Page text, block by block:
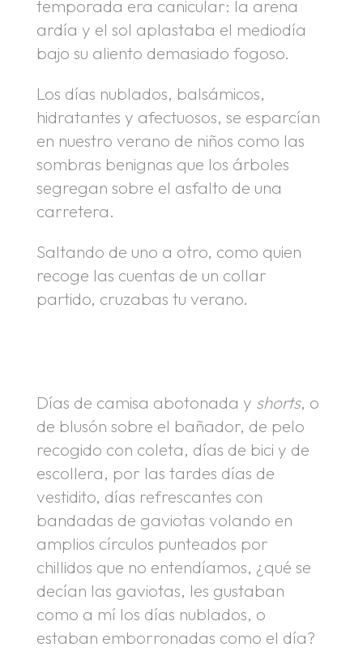
temporada era canicular: la arena
ardía y el sol aplastaba el mediodía
bajo su aliento demasiado fogoso.
Los días nublados, balsámicos,
hidratantes y afectuosos, se esparcían
en nuestro verano de niños como las
sombras benignas que los árboles
segregan sobre el asfalto de una
carretera.
Saltando de uno a otro, como quien
recoge las cuentas de un collar
partido, cruzabas tu verano.
Días de camisa abotonada y shorts, o
de blusón sobre el bañador, de pelo
recogido con coleta, días de bici y de
escollera, por las tardes días de
vestidito, días refrescantes con
bandadas de gaviotas volando en
amplios círculos punteados por
chillidos que no entendíamos, ¿qué se
decían las gaviotas, les gustaban
como a mí los días nublados, o
estaban emborronadas como el día?